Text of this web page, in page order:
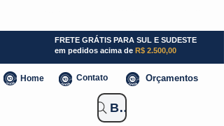
FRETE GRÁTIS PARA SUL E SUDESTE
em pedidos acima de R$ 2.500,00
Home Contato Orçamentos
Buscar Brindes